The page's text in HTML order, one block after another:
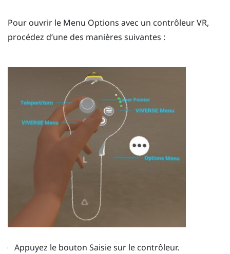
Pour ouvrir le Menu Options avec un contrôleur VR,
procédez d’une des manières suivantes :
Appuyez le bouton Saisiesur le contrôleur.